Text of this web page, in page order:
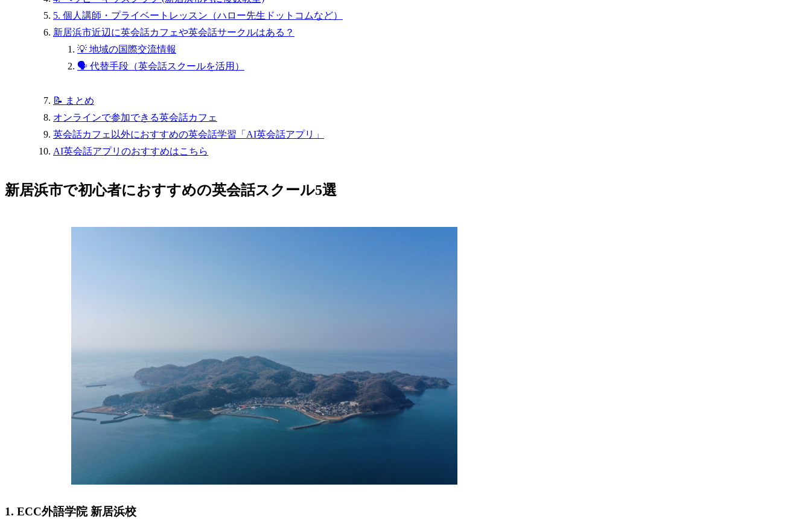
5. 個人講師・プライベートレッスン（ハロー先生ドットコムなど）
新居浜市近辺に英会話カフェや英会話サークルはある？
💡 地域の国際交流情報
🗣️ 代替手段（英会話スクールを活用）
📝 まとめ
オンラインで参加できる英会話カフェ
英会話カフェ以外におすすめの英会話学習「AI英会話アプリ」
AI英会話アプリのおすすめはこちら
新居浜市で初心者におすすめの英会話スクール5選
1. ECC外語学院 新居浜校